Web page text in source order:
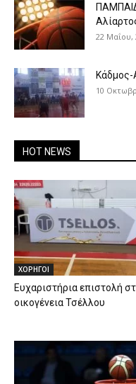
22 Μαΐου,
Κάδμος-
10
HOT NEWS
ΧΟΡΗΓΟΙ
Ευχαριστήρια επιστολή
οικογένεια Τσέλλου